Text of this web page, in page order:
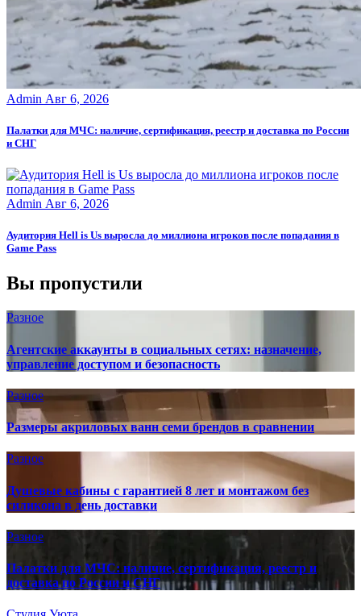
Admin Авг 6, 2026
Палатки для МЧС: наличие, сертификация, реестр и доставка по России
и СНГ
Admin Авг 6, 2026
Аудитория Hell is Us выросла до миллиона игроков после попадания в
Game Pass
Вы пропустили
Разное
Агентские аккаунты в социальных сетях: назначение,
управление доступом и безопасность
Разное
Размеры акриловых ванн семи брендов в сравнении
Разное
Душевые кабины с гарантией 8 лет и монтажом без
силикона в день доставки
Разное
Палатки для МЧС: наличие, сертификация, реестр и
доставка по России и СНГ